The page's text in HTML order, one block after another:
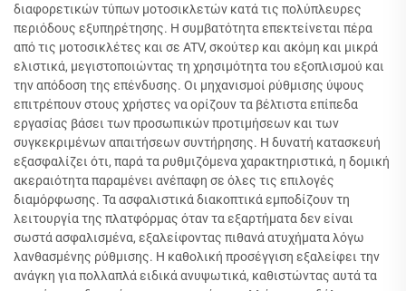
διαφορετικών τύπων μοτοσικλετών κατά τις πολύπλευρες
περιόδους εξυπηρέτησης. Η συμβατότητα επεκτείνεται πέρα
από τις μοτοσικλέτες και σε ATV, σκούτερ και ακόμη και μικρά
ελιστικά, μεγιστοποιώντας τη χρησιμότητα του εξοπλισμού και
την απόδοση της επένδυσης. Οι μηχανισμοί ρύθμισης ύψους
επιτρέπουν στους χρήστες να ορίζουν τα βέλτιστα επίπεδα
εργασίας βάσει των προσωπικών προτιμήσεων και των
συγκεκριμένων απαιτήσεων συντήρησης. Η δυνατή κατασκευή
εξασφαλίζει ότι, παρά τα ρυθμιζόμενα χαρακτηριστικά, η δομική
ακεραιότητα παραμένει ανέπαφη σε όλες τις επιλογές
διαμόρφωσης. Τα ασφαλιστικά διακοπτικά εμποδίζουν τη
λειτουργία της πλατφόρμας όταν τα εξαρτήματα δεν είναι
σωστά ασφαλισμένα, εξαλείφοντας πιθανά ατυχήματα λόγω
λανθασμένης ρύθμισης. Η καθολική προσέγγιση εξαλείφει την
ανάγκη για πολλαπλά ειδικά ανυψωτικά, καθιστώντας αυτά τα